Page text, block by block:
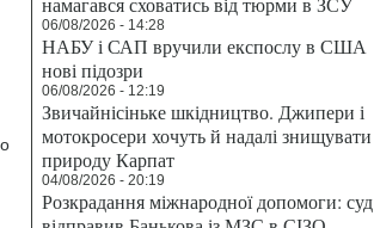
06/08/2026 - 14:28
НАБУ і САП вручили експослу в США
нові підозри
06/08/2026 - 12:19
Звичайнісіньке шкідництво. Джипери і
мотокросери хочуть й надалі знищувати
природу Карпат
04/08/2026 - 20:19
Розкрадання міжнародної допомоги: суд